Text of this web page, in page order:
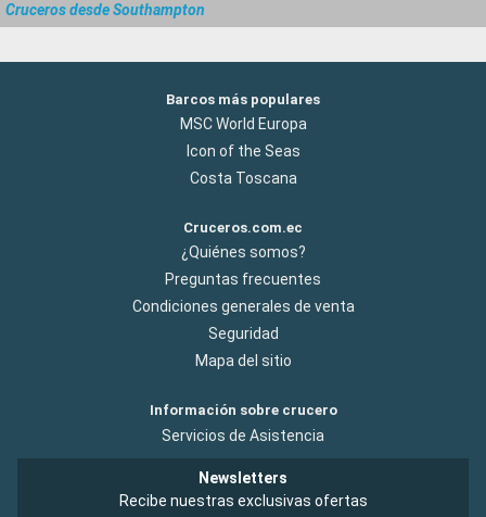
Cruceros desde Southampton
Barcos más populares
MSC World Europa
Icon of the Seas
Costa Toscana
Cruceros.com.ec
¿Quiénes somos?
Preguntas frecuentes
Condiciones generales de venta
Seguridad
Mapa del sitio
Información sobre crucero
Servicios de Asistencia
Newsletters
Recibe nuestras exclusivas ofertas